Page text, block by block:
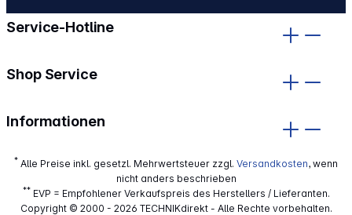
Service-Hotline
Shop Service
Informationen
* Alle Preise inkl. gesetzl. Mehrwertsteuer zzgl. Versandkosten, wenn
nicht anders beschrieben
**EVP = Empfohlener Verkaufspreis des Herstellers / Lieferanten.
Copyright © 2000 - 2026 TECHNIKdirekt - Alle Rechte vorbehalten.